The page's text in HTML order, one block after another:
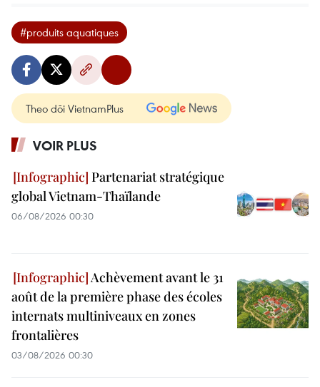
#produits aquatiques
Theo dõi VietnamPlus
VOIR PLUS
Partenariat stratégique
global Vietnam-Thaïlande
06/08/2026 00:30
Achèvement avant le 31
août de la première phase des écoles
internats multiniveaux en zones
frontalières
03/08/2026 00:30